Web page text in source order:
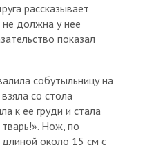
рассказывает
должна у нее
показал
собутыльницу на
со стола
к ее груди и стала
Нож, по
около 15 см с